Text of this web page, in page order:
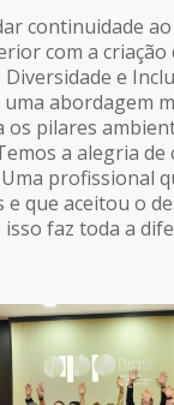
continuidade
com a criação
Diversidade e
abordagem
os pilares
a alegria de
profissional
e que aceitou o
faz toda a